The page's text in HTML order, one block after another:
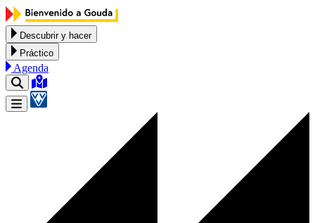
Ir al contenido
Descubrir y hacer
Práctico
Agenda